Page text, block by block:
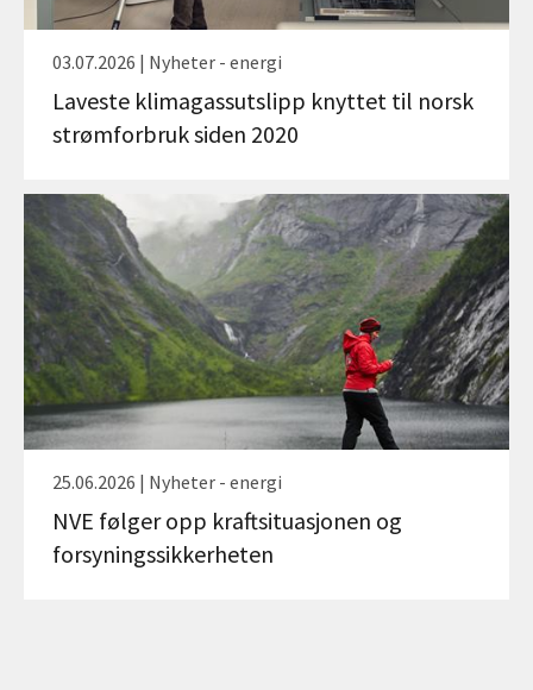
03.07.2026 | Nyheter - energi
Laveste klimagassutslipp knyttet til norsk
strømforbruk siden 2020
25.06.2026 | Nyheter - energi
NVE følger opp kraftsituasjonen og
forsyningssikkerheten